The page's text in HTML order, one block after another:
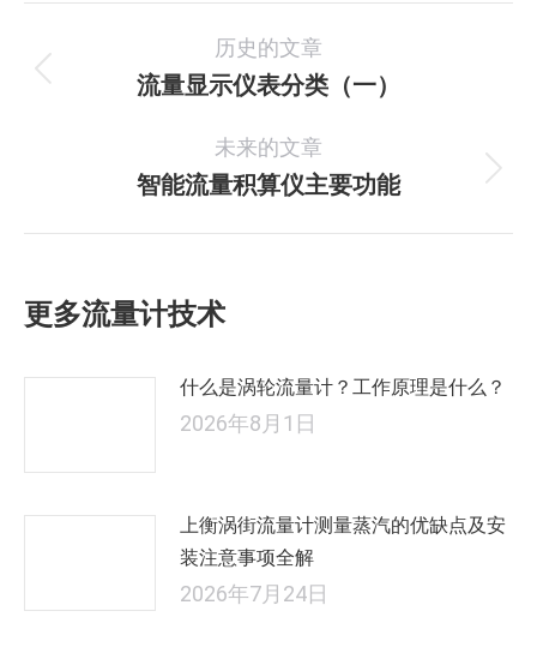
章
历史的文章
历
的
文
流量显示仪表分类（一）
未来的文章
未
智能流量积算仪主要功能
更多流量计技术
什么是涡轮流量计？工作原理是什么？
2026年8月1日
上衡涡街流量计测量蒸汽的优缺点及安
装注意事项全解
2026年7月24日